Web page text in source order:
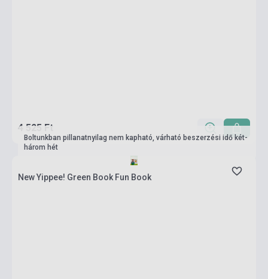
4 525 Ft
Boltunkban pillanatnyilag nem kapható, várható beszerzési idő két-
három hét
New Yippee! Green Book Fun Book